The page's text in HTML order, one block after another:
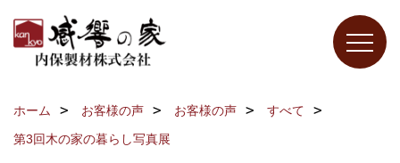
ホーム お客様の声 お客様の声
すべて
第3回木の家の暮らし写真展